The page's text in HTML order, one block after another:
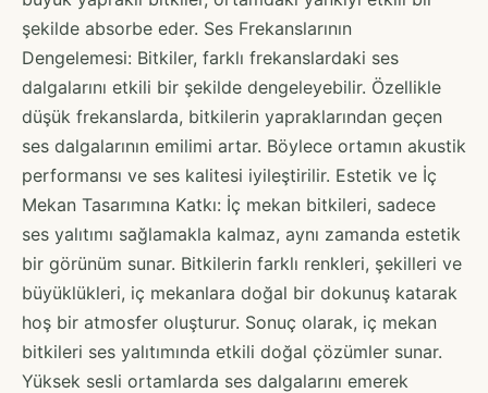
şekilde absorbe eder. Ses Frekanslarının
Dengelemesi: Bitkiler, farklı frekanslardaki ses
dalgalarını etkili bir şekilde dengeleyebilir. Özellikle
düşük frekanslarda, bitkilerin yapraklarından geçen
ses dalgalarının emilimi artar. Böylece ortamın akustik
performansı ve ses kalitesi iyileştirilir. Estetik ve İç
Mekan Tasarımına Katkı: İç mekan bitkileri, sadece
ses yalıtımı sağlamakla kalmaz, aynı zamanda estetik
bir görünüm sunar. Bitkilerin farklı renkleri, şekilleri ve
büyüklükleri, iç mekanlara doğal bir dokunuş katarak
hoş bir atmosfer oluşturur. Sonuç olarak, iç mekan
bitkileri ses yalıtımında etkili doğal çözümler sunar.
Yüksek sesli ortamlarda ses dalgalarını emerek